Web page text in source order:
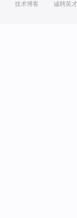
技术博客 诚聘英才